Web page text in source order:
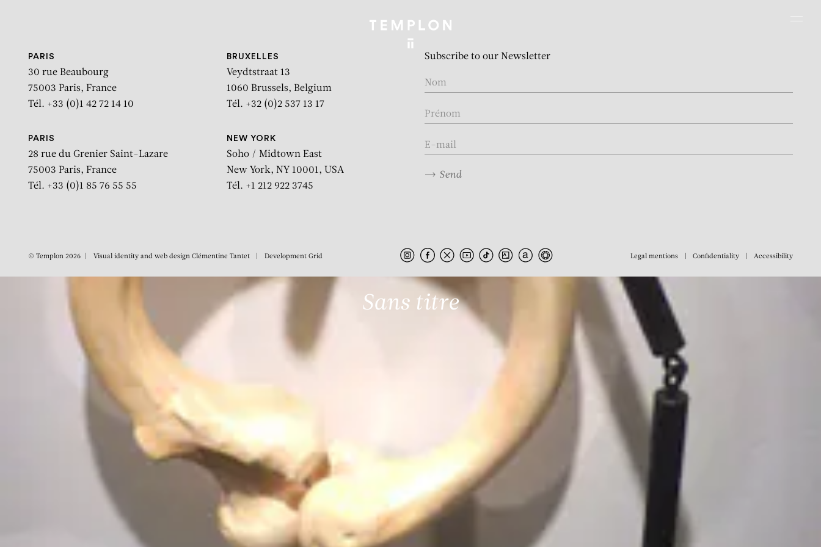
Sans titre
PARIS
30 rue Beaubourg
75003 Paris, France
Tél. +33 (0)1 42 72 14 10
BRUXELLES
Veydtstraat 13
1060 Brussels, Belgium
Tél. +32 (0)2 537 13 17
PARIS
28 rue du Grenier Saint-Lazare
75003 Paris, France
Tél. +33 (0)1 85 76 55 55
NEW YORK
Soho / Midtown East
New York, NY 10001, USA
Tél. +1 212 922 3745
Subscribe to our Newsletter
Send
© Templon 2026 Visual identity and web design Clémentine Tantet Development Grid Legal mentions Confidentiality Accessibility